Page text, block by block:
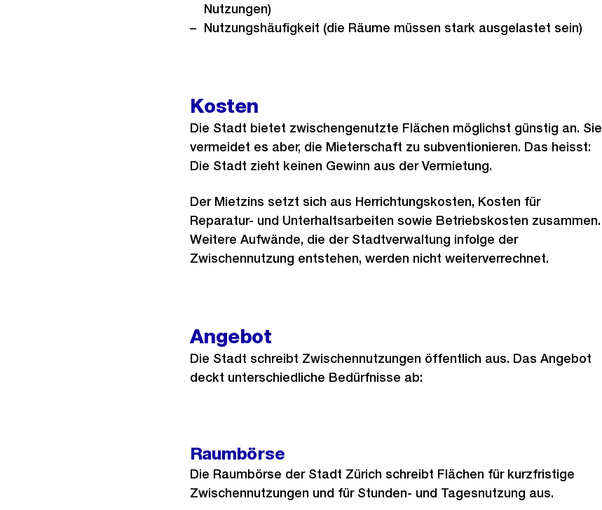
Nutzungen)
Nutzungshäufigkeit (die Räume müssen stark ausgelastet sein)
Kosten
Die Stadt bietet zwischengenutzte Flächen möglichst günstig an. Sie
vermeidet es aber, die Mieterschaft zu subventionieren. Das heisst:
Die Stadt zieht keinen Gewinn aus der Vermietung.
Der Mietzins setzt sich aus Herrichtungskosten, Kosten für
Reparatur- und Unterhaltsarbeiten sowie Betriebskosten zusammen.
Weitere Aufwände, die der Stadtverwaltung infolge der
Zwischennutzung entstehen, werden nicht weiterverrechnet.
Angebot
Die Stadt schreibt Zwischennutzungen öffentlich aus. Das Angebot
deckt unterschiedliche Bedürfnisse ab:
Raumbörse
Die Raumbörse der Stadt Zürich schreibt Flächen für kurzfristige
Zwischennutzungen und für Stunden- und Tagesnutzung aus.